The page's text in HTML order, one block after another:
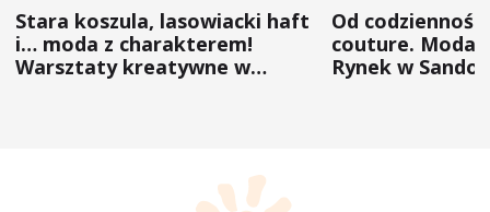
Stara koszula, lasowiacki haft
i… moda z charakterem!
Warsztaty kreatywne w
Od
couture. Moda
Rynek w